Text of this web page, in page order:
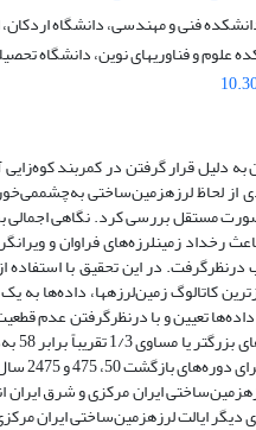
فنی و مهندسی، دانشگاه اردکان،
علوم و فناوری‏های نوین، دانشگاه
از لحاظ لرزه­زمین‌ساختی
مستقل بررسی کرد. نگاهی اجمالی
رخداد زمین‏لرزه‌های فراوان و
در این تحقیق با استفاده
کاتالوگ زمین‌لرزه­ها، داده‌ها
ایران مرکزی و شرق ایران
ایالت لرزه­زمین‌ساختی ایران